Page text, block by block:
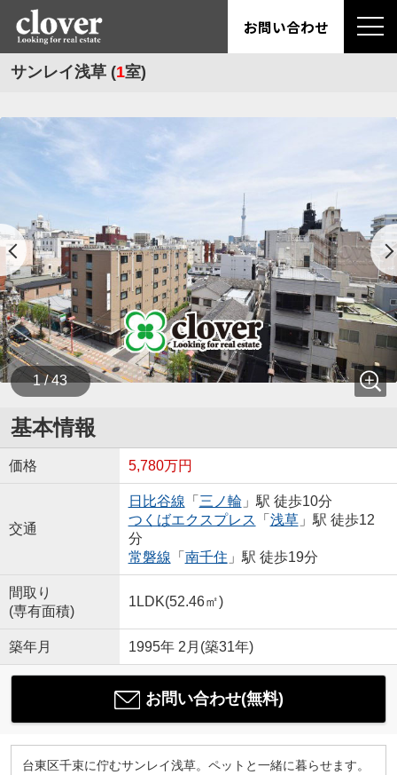
お問い合わせ
サンレイ浅草 (1室)
1 / 43
基本情報
価格 5,780万円
交通
日比谷線 「 三ノ輪」駅 徒歩10分
つくばエクスプレス 「 浅草」駅 徒歩12
分
常磐線 「 南千住 」駅 徒歩19分
間取り
(専有面積)
1LDK(52.46㎡)
築年月 1995年 2月(築31年)
お問い合わせ(無料)
台東区千束に佇むサンレイ浅草。ペットと一緒に暮らせます。